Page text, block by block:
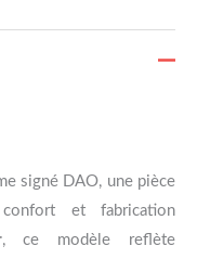
signé DAO, une pièce
et fabrication
, ce modèle reflète